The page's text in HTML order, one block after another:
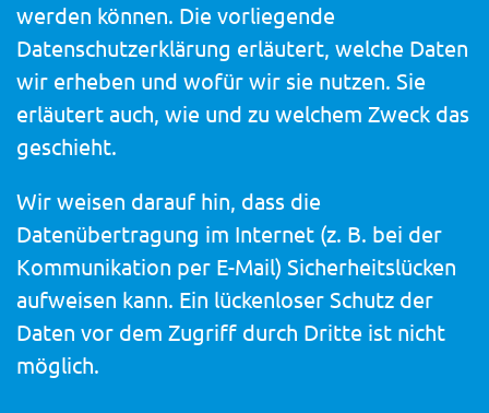
werden können. Die vorliegende
Datenschutzerklärung erläutert, welche Daten
wir erheben und wofür wir sie nutzen. Sie
erläutert auch, wie und zu welchem Zweck das
geschieht.
Wir weisen darauf hin, dass die
Datenübertragung im Internet (z. B. bei der
Kommunikation per E-Mail) Sicherheitslücken
aufweisen kann. Ein lückenloser Schutz der
Daten vor dem Zugriff durch Dritte ist nicht
möglich.